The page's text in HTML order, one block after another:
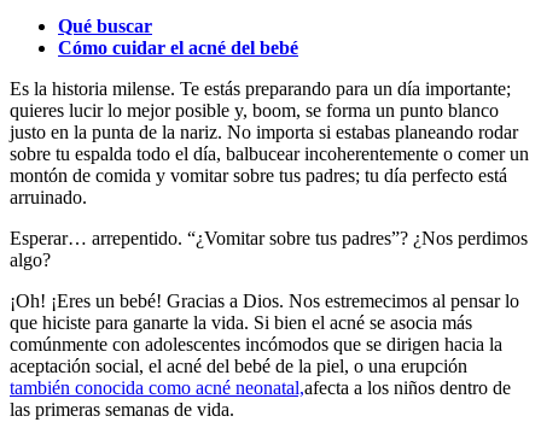
Qué buscar
Cómo cuidar el acné del bebé
Es la historia milense. Te estás preparando para un día importante;
quieres lucir lo mejor posible y, boom, se forma un punto blanco
justo en la punta de la nariz. No importa si estabas planeando rodar
sobre tu espalda todo el día, balbucear incoherentemente o comer un
montón de comida y vomitar sobre tus padres; tu día perfecto está
arruinado.
Esperar… arrepentido. “¿Vomitar sobre tus padres”? ¿Nos perdimos
algo?
¡Oh! ¡Eres un bebé! Gracias a Dios. Nos estremecimos al pensar lo
que hiciste para ganarte la vida. Si bien el acné se asocia más
comúnmente con adolescentes incómodos que se dirigen hacia la
aceptación social, el acné del bebé de la piel, o una erupción
también conocida como acné neonatal,afecta a los niños dentro de
las primeras semanas de vida.